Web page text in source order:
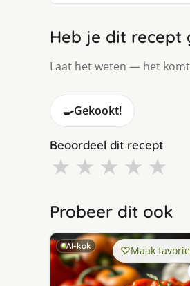
Heb je dit recept
Laat het weten — het
🍳Gekookt!
Beoordeel dit recept
★ ★ ★ ★ ★
Probeer dit ook
AI-kok Maak